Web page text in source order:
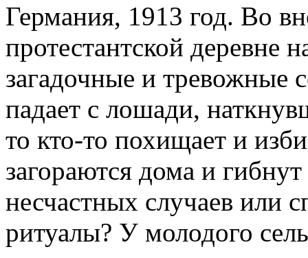
Германия, 1913 год. Во
протестантской деревне
загадочные и тревожные
падает с лошади,
то кто-то похищает и
загораются дома и
несчастных случаев или
ритуалы? У молодого